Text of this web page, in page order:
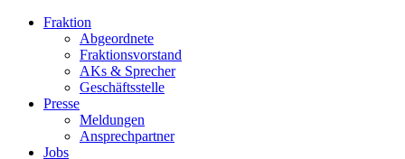
Fraktion
Abgeordnete
Fraktions­vorstand
AKs & Sprecher
Geschäftsstelle
Presse
Meldungen
Ansprechpartner
Jobs